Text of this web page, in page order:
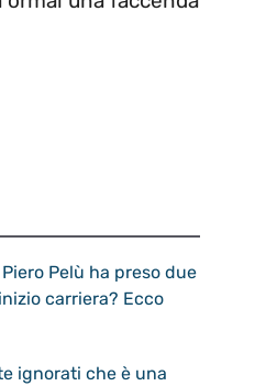
Pelù ha preso due
carriera? Ecco
ignorati che è una